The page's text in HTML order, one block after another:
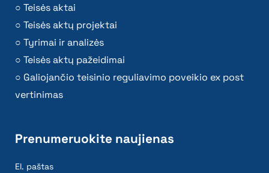
Teisės aktai
Teisės aktų projektai
Tyrimai ir analizės
Teisės aktų pažeidimai
Galiojančio teisinio reguliavimo poveikio ex post
vertinimas
Prenumeruokite naujienas
El. paštas